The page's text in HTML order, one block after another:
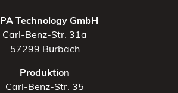
Technology GmbH
Carl-Benz-Str. 31a
57299 Burbach
Produktion
Carl-Benz-Str. 35